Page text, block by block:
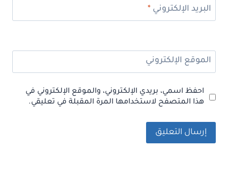
البريد الإلكتروني *
الموقع الإلكتروني
احفظ اسمي، بريدي الإلكتروني، والموقع الإلكتروني في
هذا المتصفح لاستخدامها المرة المقبلة في تعليقي.